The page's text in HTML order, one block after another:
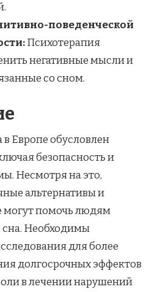
поведенческой
Психотерапия
негативные мысли и
со сном.
Европе обусловлен
безопасность и
Несмотря на это,
альтернативы и
могут помочь людям
сна. Необходимы
для более
долгосрочных эффектов
в лечении нарушений